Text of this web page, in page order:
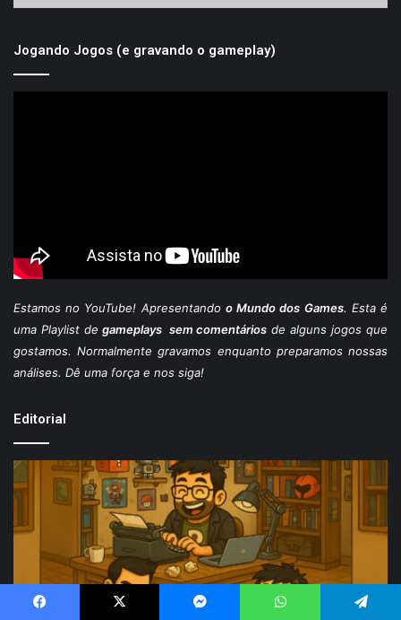
Jogando Jogos (e gravando o gameplay)
Estamosno YouTube! Apresentando o Mundo dos Games. Esta é
uma Playlist de gameplays sem comentários de alguns jogos que
gostamos. Normalmente gravamos enquanto preparamos nossas
análises. Dê uma força e nos siga!
Editorial